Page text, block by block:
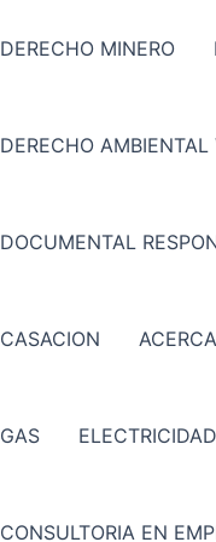
DERECHO MINERO
DERECHO AMBIENTAL
DOCUMENTAL
CASACION
GAS ELECTRICIDAD
CONSULTORIA EN